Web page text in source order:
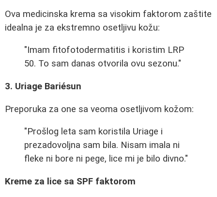
Ova medicinska krema sa visokim faktorom zaštite
idealna je za ekstremno osetljivu kožu:
"Imam fitofotodermatitis i koristim LRP
50. To sam danas otvorila ovu sezonu."
3. Uriage Bariésun
Preporuka za one sa veoma osetljivom kožom:
"Prošlog leta sam koristila Uriage i
prezadovoljna sam bila. Nisam imala ni
fleke ni bore ni pege, lice mi je bilo divno."
Kreme za lice sa SPF faktorom